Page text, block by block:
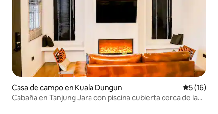
Casa de campo en Kuala Dungun
5 (16)
Cabaña en Tanjung Jara con piscina cubierta cerca de la